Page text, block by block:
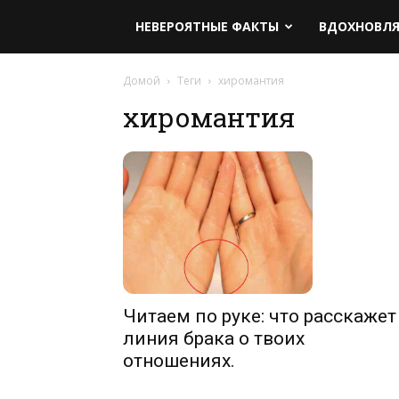
НЕВЕРОЯТНЫЕ ФАКТЫ
Домой Теги хиромантия
хиромантия
Читаем по руке: что расскажет
линия брака о твоих
отношениях.